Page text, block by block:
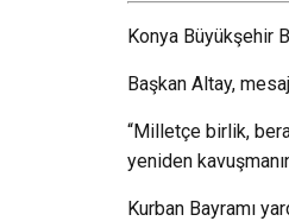
Konya Büyükşehir
Başkan Altay,
“Milletçe birlik,
yeniden
Kurban Bayramı